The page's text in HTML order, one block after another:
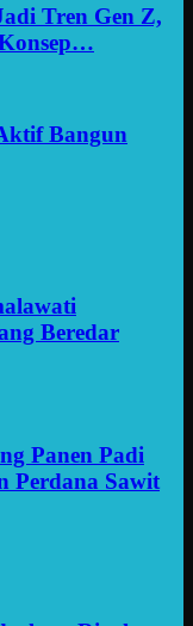
Tren Gen Z,
Bangun
Beredar
Panen Padi
Perdana Sawit